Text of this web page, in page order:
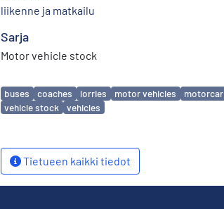
liikenne ja matkailu
Sarja
Motor vehicle stock
Avainsanat
buses coaches lorries motor vehicles motorcar
vehicle stock
vehicles
Tietueen kaikki tiedot